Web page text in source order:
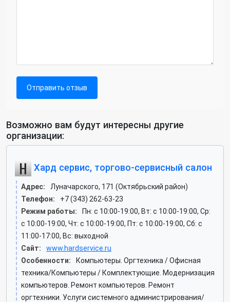
Отправить отзыв
Возможно вам будут интересны другие
организации:
Хард сервис, торгово-сервисный салон
Адрес:
Луначарского, 171 (Октябрьский район)
Телефон:
+7 (343) 262-63-23
Режим работы:
Пн: c 10:00-19:00, Вт: c 10:00-19:00, Ср:
c 10:00-19:00, Чт: c 10:00-19:00, Пт: c 10:00-19:00, Сб: c
11:00-17:00, Вс: выходной
Сайт:
www.hardservice.ru
Особенности:
Компьютеры. Оргтехника / Офисная
техника/Компьютеры / Комплектующие. Модернизация
компьютеров. Ремонт компьютеров. Ремонт
оргтехники. Услуги системного администрирования/